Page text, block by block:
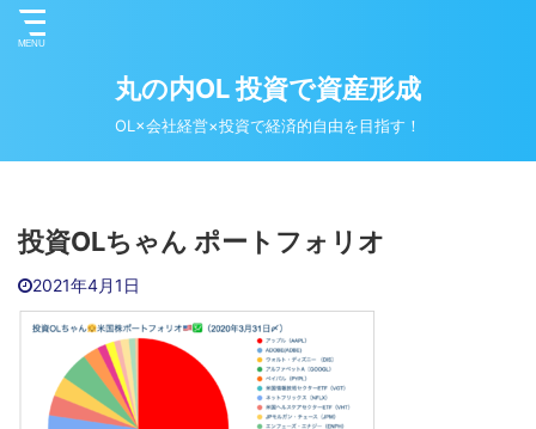
丸の内OL 投資で資産形成
OL×会社経営×投資で経済的自由を目指す！
投資OLちゃん ポートフォリオ
2021年4月1日